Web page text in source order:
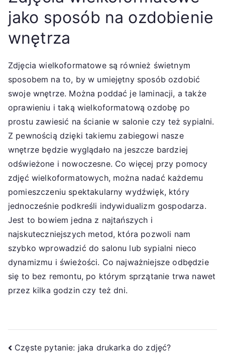
jako sposób na ozdobienie
wnętrza
Zdjęcia wielkoformatowe są również świetnym
sposobem na to, by w umiejętny sposób ozdobić
swoje wnętrze. Można poddać je laminacji, a także
oprawieniu i taką wielkoformatową ozdobę po
prostu zawiesić na ścianie w salonie czy też sypialni.
Z pewnością dzięki takiemu zabiegowi nasze
wnętrze będzie wyglądało na jeszcze bardziej
odświeżone i nowoczesne. Co więcej przy pomocy
zdjęć wielkoformatowych, można nadać każdemu
pomieszczeniu spektakularny wydźwięk, który
jednocześnie podkreśli indywidualizm gospodarza.
Jest to bowiem jedna z najtańszych i
najskuteczniejszych metod, która pozwoli nam
szybko wprowadzić do salonu lub sypialni nieco
dynamizmu i świeżości. Co najważniejsze odbędzie
się to bez remontu, po którym sprzątanie trwa nawet
przez kilka godzin czy też dni.
Nawigacja
Częste pytanie: jaka drukarka do zdjęć?